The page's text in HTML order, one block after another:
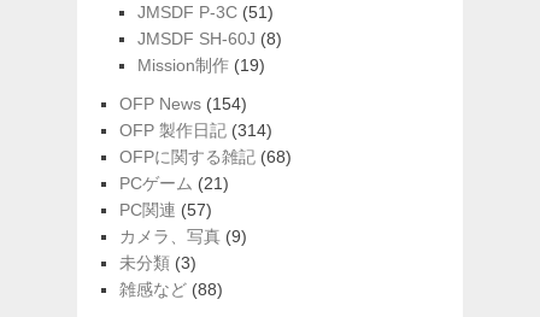
JMSDF P-3C (51)
JMSDF SH-60J (8)
Mission制作 (19)
OFP News (154)
OFP 製作日記 (314)
OFPに関する雑記 (68)
PCゲーム (21)
PC関連 (57)
カメラ、写真 (9)
未分類 (3)
雑感など (88)